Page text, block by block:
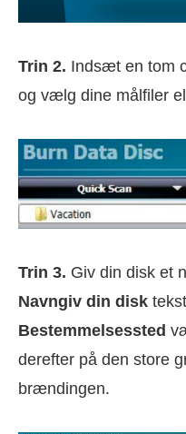
Trin 2. Indsæt en tom
og vælg dine målfiler
Trin 3. Giv din disk et
Navngiv din disk
Bestemmelsessted
derefter på den store
brændingen.